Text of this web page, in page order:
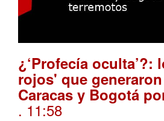
¿‘Profecía oculta’?:
rojos' que
Caracas y Bogotá
. 11:58